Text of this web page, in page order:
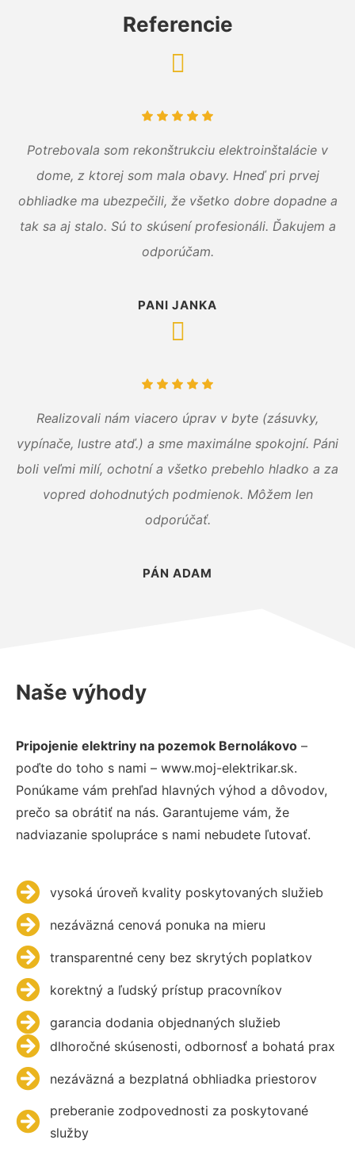
Referencie
Potrebovala som rekonštrukciu elektroinštalácie v
dome, z ktorej som mala obavy. Hneď pri prvej
obhliadke ma ubezpečili, že všetko dobre dopadne a
tak sa aj stalo. Sú to skúsení profesionáli. Ďakujem a
odporúčam.
PANI JANKA
Realizovali nám viacero úprav v byte (zásuvky,
vypínače, lustre atď.) a sme maximálne spokojní. Páni
boli veľmi milí, ochotní a všetko prebehlo hladko a za
vopred dohodnutých podmienok. Môžem len
odporúčať.
PÁN ADAM
Naše výhody
Pripojenie elektriny na pozemok Bernolákovo –
poďte do toho s nami – www.moj-elektrikar.sk.
Ponúkame vám prehľad hlavných výhod a dôvodov,
prečo sa obrátiť na nás. Garantujeme vám, že
nadviazanie spolupráce s nami nebudete ľutovať.
vysoká úroveň kvality poskytovaných služieb
nezáväzná cenová ponuka na mieru
transparentné ceny bez skrytých poplatkov
korektný a ľudský prístup pracovníkov
garancia dodania objednaných služieb
dlhoročné skúsenosti, odbornosť a bohatá prax
nezáväzná a bezplatná obhliadka priestorov
preberanie zodpovednosti za poskytované
služby